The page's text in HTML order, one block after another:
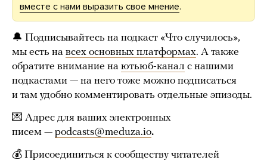
вместе с нами выразить свое мнение.
🔔 Подписывайтесь на подкаст «Что случилось»,
мы есть на всех основных платформах. А также
обратите внимание на ютьюб-канал с нашими
подкастами — на него тоже можно подписаться
и там удобно комментировать отдельные эпизоды.
💌 Адрес для ваших электронных
писем — podcasts@meduza.io.
💰 Присоединиться к сообществу читателей